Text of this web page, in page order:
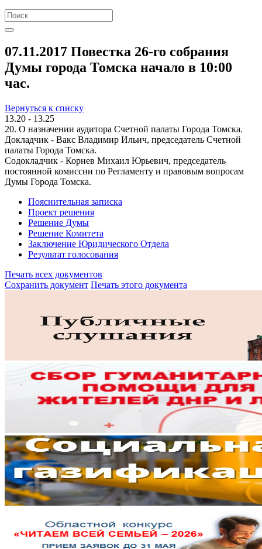
07.11.2017 Повестка 26-го собрания
Думы города Томска начало в 10:00
час.
Вернуться к списку
13.20 - 13.25
20. О назначении аудитора Счетной палаты Города Томска.
Докладчик - Вакс Владимир Ильич, председатель Счетной
палаты Города Томска.
Содокладчик - Корнев Михаил Юрьевич, председатель
постоянной комиссии по Регламенту и правовым вопросам
Думы Города Томска.
Пояснительная записка
Проект решения
Решение Думы
Решение Комитета
Заключение Юридического Отдела
Результат голосования
Печать всех документов
Сохранить документ Печать этого документа